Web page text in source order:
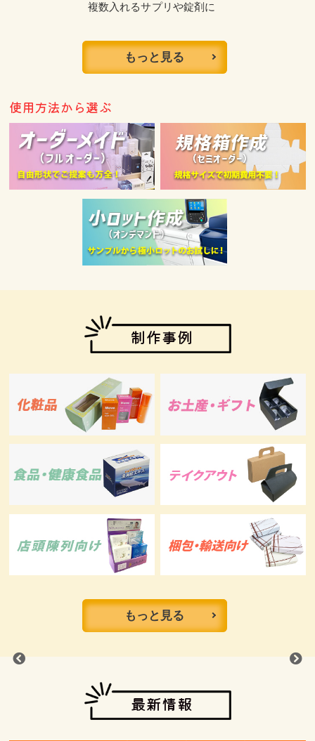
複数入れるサプリや錠剤に
もっと見る
使用方法から選ぶ
制作事例
もっと見る
最新情報